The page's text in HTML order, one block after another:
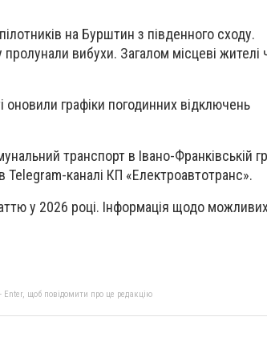
на Бурштин з південного сходу.
вибухи. Загалом місцеві жителі
графіки погодинних відключень
транспорт в Івано-Франківській
каналі КП «Електроавтотранс».
у 2026 році. Інформація щодо
Enter, щоб повідомити про це редакцію